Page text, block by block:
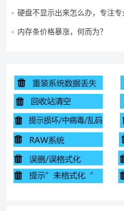
硬盘不显示出来怎么办，专注专
内存条价格暴涨，何而为？